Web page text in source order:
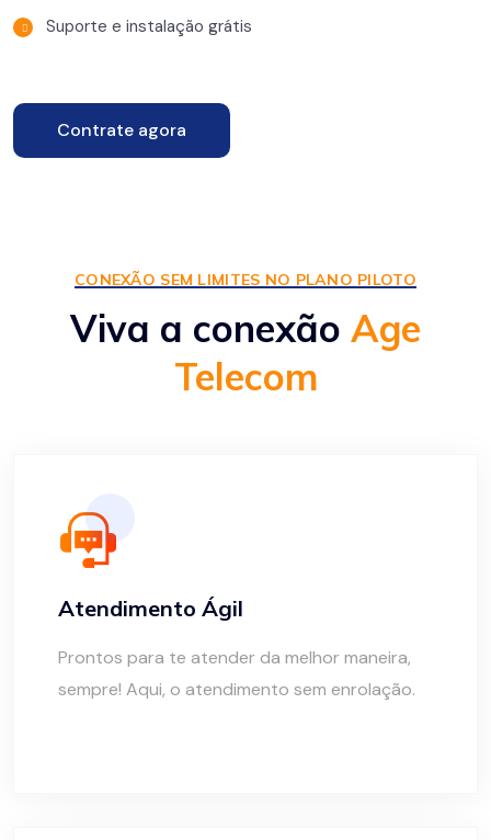
Suporte e instalação grátis
Contrate agora
CONEXÃO SEM LIMITES NO PLANO PILOTO
Viva a conexão Age
Telecom
Atendimento Ágil
Prontos para te atender da melhor maneira,
sempre! Aqui, o atendimento sem enrolação.